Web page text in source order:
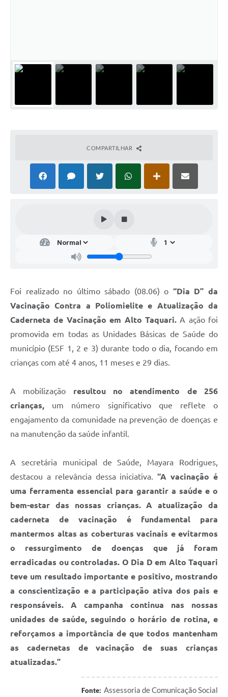
COMPARTILHAR
Foi realizado no último sábado (08.06) o “Dia D” da
Vacinação Contra a Poliomielite e Atualização da
Caderneta de Vacinação em Alto Taquari. A ação foi
promovida em todas as Unidades Básicas de Saúde do
município (ESF 1, 2 e 3) durante todo o dia, focando em
crianças com até 4 anos, 11 meses e 29 dias.
A mobilização resultou no atendimento de 256
crianças,
um número significativo que reflete o
engajamento da comunidade na prevenção de doenças e
na manutenção da saúde infantil.
A secretária municipal de Saúde, Mayara Rodrigues,
destacou a relevância dessa iniciativa.“A vacinação é
uma ferramenta essencial para garantir a saúde e o
bem-estar das nossas crianças. A atualização da
caderneta de vacinação é fundamental para
mantermos altas as coberturas vacinais e evitarmos
o ressurgimento de doenças que já foram
erradicadas ou controladas. O Dia D em Alto Taquari
teve um resultado importante e positivo, mostrando
a conscientização e a participação ativa dos pais e
responsáveis. A campanha continua nas nossas
unidades de saúde, seguindo o horário de rotina, e
reforçamos a importância de que todos mantenham
as cadernetas de vacinação de suas crianças
atualizadas.”
Fonte: Assessoria de Comunicação Social